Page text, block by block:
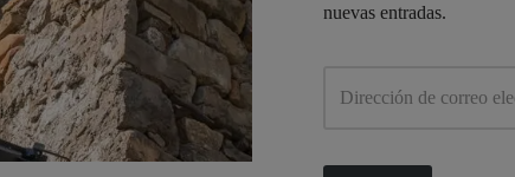
nuevas entradas.